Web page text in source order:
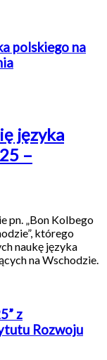
polskiego na
języka
–
pn. „Bon Kolbego
którego
naukę języka
na Wschodzie.
z
Rozwoju